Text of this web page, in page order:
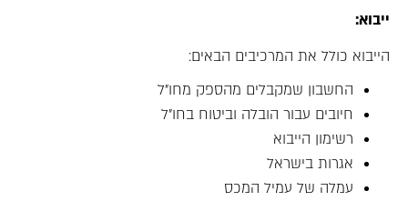
ייבוא:
הייבוא כולל את המרכיבים הבאים:
החשבון שמקבלים מהספק מחו"ל
חיובים עבור הובלה וביטוח בחו"ל
רשימון הייבוא
אגרות בישראל
עמלה של עמיל המכס